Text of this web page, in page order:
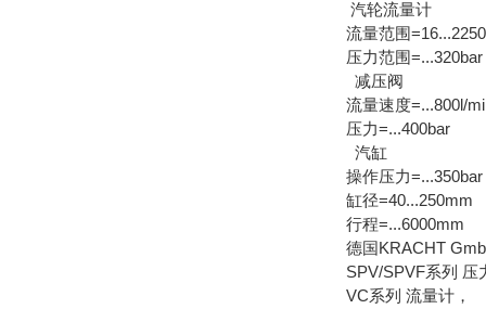
汽轮流量计
流量范围
压力范围=...320bar
减压阀
流量速度=...800l/
压力=...400bar
汽缸
操作压力=...350bar
缸径=40...250mm
行程=...6000mm
德国KRACHT
SPV/SPVF系列 压
VC系列 流量计，